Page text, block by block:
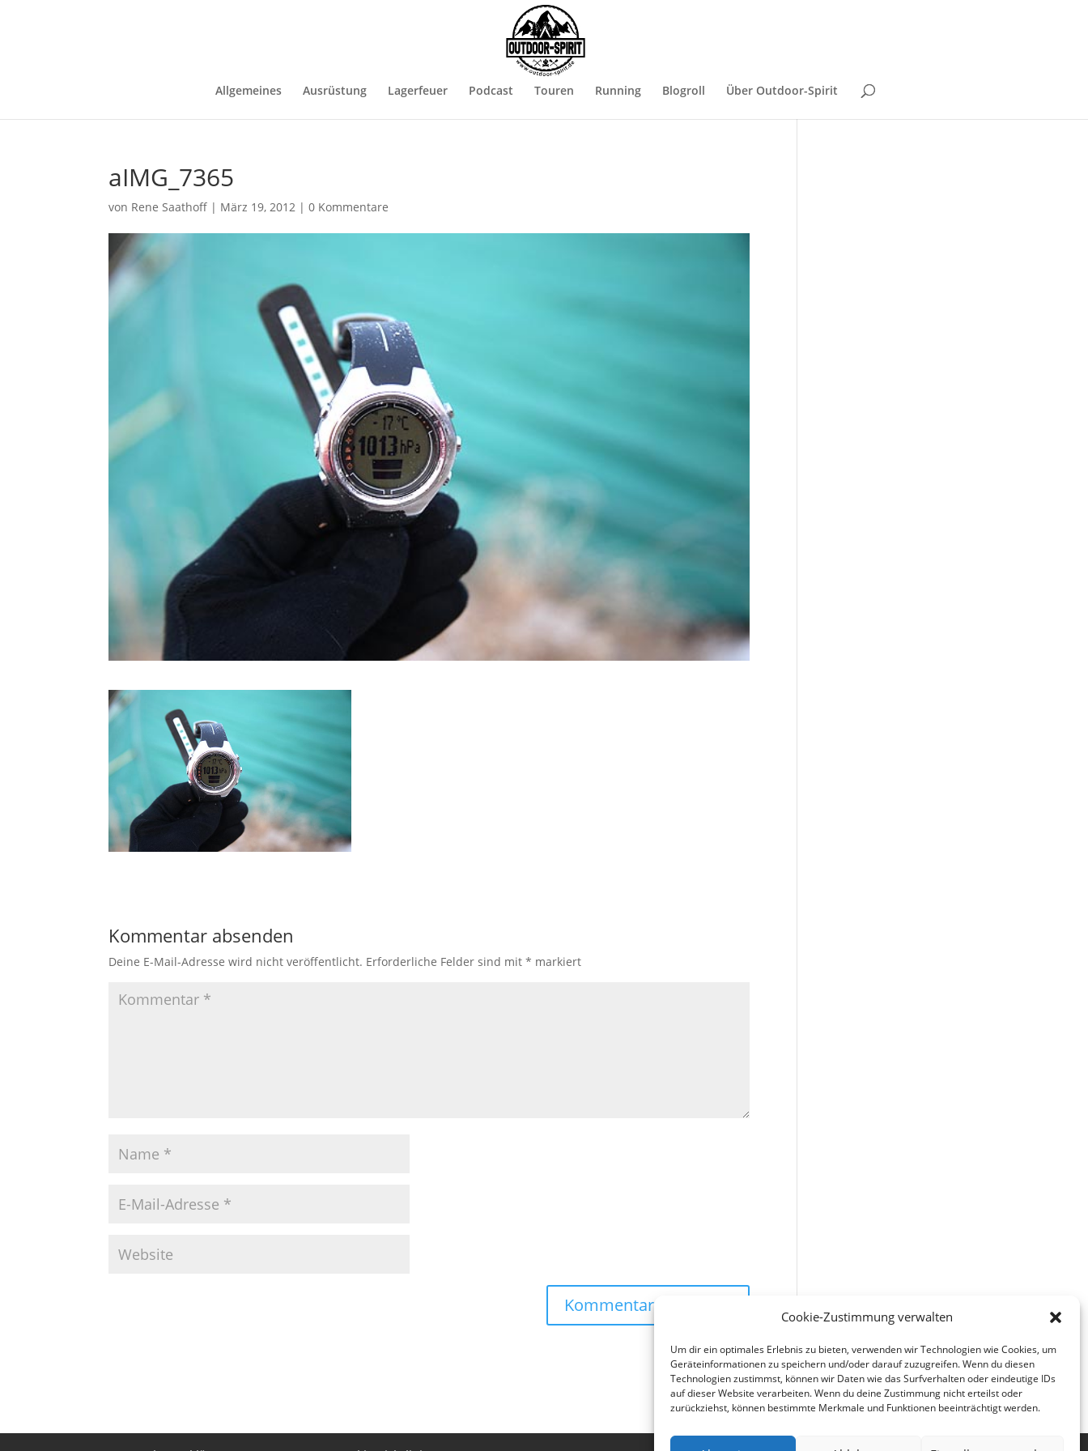
Cookie-Zustimmung verwalten
Um dir ein optimales Erlebnis zu bieten, verwenden wir Technologien wie Cookies, um
Geräteinformationen zu speichern und/oder darauf zuzugreifen. Wenn du diesen
Technologien zustimmst, können wir Daten wie das Surfverhalten oder eindeutige IDs
auf dieser Website verarbeiten. Wenn du deine Zustimmung nicht erteilst oder
zurückziehst, können bestimmte Merkmale und Funktionen beeinträchtigt werden.
Allgemeines Ausrüstung Lagerfeuer Podcast Touren Running Blogroll Über Outdoor-Spirit
aIMG_7365
von Rene Saathoff | März 19, 2012 |0 Kommentare
Kommentar absenden
Deine E-Mail-Adresse wird nicht veröffentlicht. Erforderliche Felder sind mit* markiert